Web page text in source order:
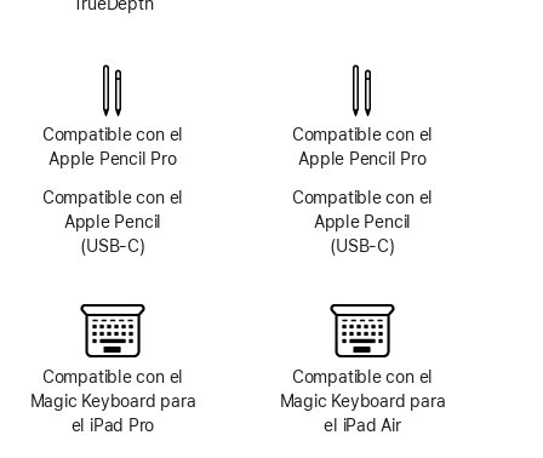
Compatible con el
Apple Pencil Pro
Compatible con el
Apple Pencil
(USB-C)
Compatible con el
Magic Keyboard para
el iPad Pro
Compatible con el
Apple Pencil Pro
Compatible con el
Apple Pencil
(USB-C)
Compatible con el
Magic Keyboard para
el iPad Air